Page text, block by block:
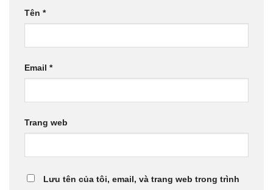
Tên *
Email *
Trang web
Lưu tên của tôi, email, và trang web trong trình